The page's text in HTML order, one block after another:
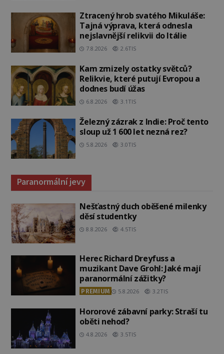
Ztracený hrob svatého Mikuláše:
Tajná výprava, která odnesla
nejslavnější relikvii do Itálie
7.8.2026 2.6TIS
Kam zmizely ostatky světců?
Relikvie, které putují Evropou a
dodnes budí úžas
6.8.2026 3.1TIS
Železný zázrak z Indie: Proč tento
sloup už 1 600 let nezná rez?
5.8.2026 3.0TIS
Paranormální jevy
Nešťastný duch oběšené milenky
děsí studentky
8.8.2026 4.5TIS
Herec Richard Dreyfuss a
muzikant Dave Grohl: Jaké mají
paranormální zážitky?
PREMIUM 5.8.2026 3.2TIS
Hororové zábavní parky: Straší tu
oběti nehod?
4.8.2026 3.5TIS